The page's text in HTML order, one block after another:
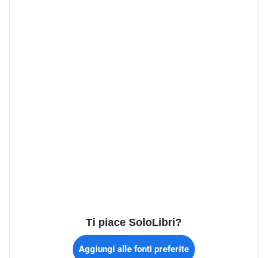
Ti piace SoloLibri?
Aggiungi alle fonti preferite